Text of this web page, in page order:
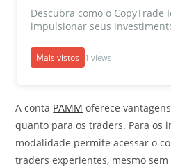
Descubra como o CopyTrade
impulsionar seus
Mais vistos 1 views
A conta PAMM oferece
quanto para os traders. Para os
modalidade permite acessar o
traders experientes, mesmo